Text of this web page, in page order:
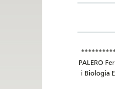
PALERO
i Biologia